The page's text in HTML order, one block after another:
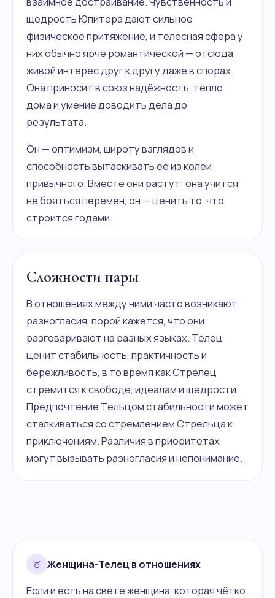
щедрость Юпитера дают сильное
физическое притяжение, и телесная сфера у
них обычно ярче романтической — отсюда
живой интерес друг к другу даже в спорах.
Она приносит в союз надёжность, тепло
дома и умение доводить дела до
результата.
Он — оптимизм, широту взглядов и
способность вытаскивать её из колеи
привычного. Вместе они растут: она учится
не бояться перемен, он — ценить то, что
строится годами.
Сложности пары
В отношениях между ними часто возникают
разногласия, порой кажется, что они
разговаривают на разных языках. Телец
ценит стабильность, практичность и
бережливость, в то время как Стрелец
стремится к свободе, идеалам и щедрости.
Предпочтение Тельцом стабильности может
сталкиваться со стремлением Стрельца к
приключениям. Различия в приоритетах
могут вызывать разногласия и непонимание.
Женщина-Телец в отношениях
Если и есть на свете женщина, которая чётко